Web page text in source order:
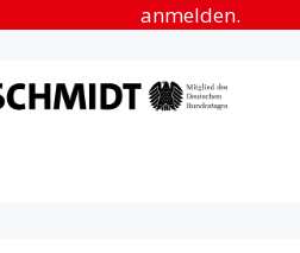
anmelden.